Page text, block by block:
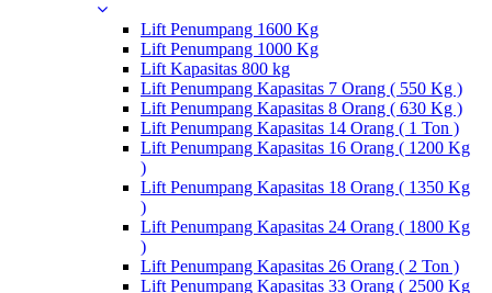
Lift Penumpang 1600 Kg
Lift Penumpang 1000 Kg
Lift Kapasitas 800 kg
Lift Penumpang Kapasitas 7 Orang ( 550 Kg )
Lift Penumpang Kapasitas 8 Orang ( 630 Kg )
Lift Penumpang Kapasitas 14 Orang ( 1 Ton )
Lift Penumpang Kapasitas 16 Orang ( 1200 Kg
)
Lift Penumpang Kapasitas 18 Orang ( 1350 Kg
)
Lift Penumpang Kapasitas 24 Orang ( 1800 Kg
)
Lift Penumpang Kapasitas 26 Orang ( 2 Ton )
Lift Penumpang Kapasitas 33 Orang ( 2500 Kg